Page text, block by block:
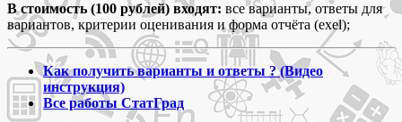
В стоимость (100 рублей) входят: все варианты, ответы для
вариантов, критерии оценивания и форма отчёта (exel);
Как получить варианты и ответы ? (Видео
инструкция)
Все работы СтатГрад